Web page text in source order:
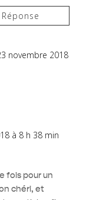
Réponse
novembre 2018
à 8 h 38 min
fois pour un
chéri, et